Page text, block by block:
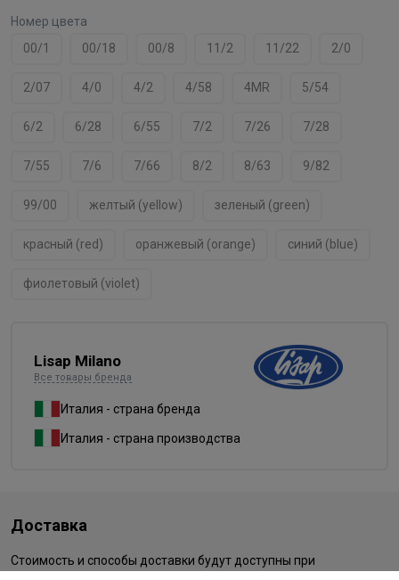
Номер цвета
00/1
00/18 00/8 11/2 11/22 2/0
2/07 4/0 4/2 4/58 4MR 5/54
6/2 6/28 6/55 7/2 7/26 7/28
7/55 7/6 7/66 8/2 8/63 9/82
99/00 желтый (yellow) зеленый (green)
красный (red) оранжевый (orange) синий (blue)
фиолетовый (violet)
Lisap Milano
Все товары бренда
Италия - страна бренда
Италия - страна производства
Доставка
Стоимость и способы доставки будут доступны при